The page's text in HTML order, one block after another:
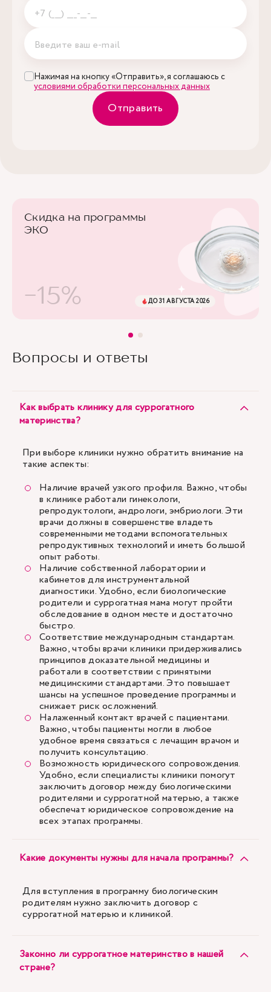
Нажимая на кнопку «Отправить», я соглашаюсь с
условиями обработки персональных данных
Отправить
Скидка на программы
ЭКО
-15% ДО 31 АВГУСТА 2026
Вопросы и ответы
Как выбрать клинику для суррогатного
материнства?
При выборе клиники нужно обратить внимание на
такие аспекты:
Наличие врачей узкого профиля. Важно, чтобы
в клинике работали гинекологи,
репродуктологи, андрологи, эмбриологи. Эти
врачи должны в совершенстве владеть
современными методами вспомогательных
репродуктивных технологий и иметь большой
опыт работы.
Наличие собственной лаборатории и
кабинетов для инструментальной
диагностики. Удобно, если биологические
родители и суррогатная мама могут пройти
обследование в одном месте и достаточно
быстро.
Соответствие международным стандартам.
Важно, чтобы врачи клиники придерживались
принципов доказательной медицины и
работали в соответствии с принятыми
медицинскими стандартами. Это повышает
шансы на успешное проведение программы и
снижает риск осложнений.
Налаженный контакт врачей с пациентами.
Важно, чтобы пациенты могли в любое
удобное время связаться с лечащим врачом и
получить консультацию.
Возможность юридического сопровождения.
Удобно, если специалисты клиники помогут
заключить договор между биологическими
родителями и суррогатной матерью, а также
обеспечат юридическое сопровождение на
всех этапах программы.
Какие документы нужны для начала программы?
Для вступления в программу биологическим
родителям нужно заключить договор с
суррогатной матерью и клиникой.
Законно ли суррогатное материнство в нашей
стране?